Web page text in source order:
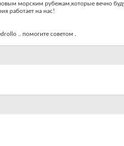
морским рубежам,которые вечно
работает на нас!
.. помогите советом .